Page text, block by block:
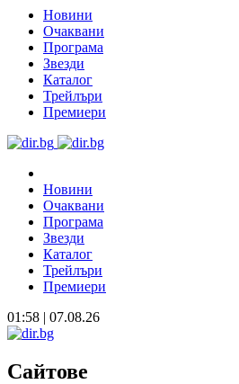
Новини
Очаквани
Програма
Звезди
Каталог
Трейлъри
Премиери
Новини
Очаквани
Програма
Звезди
Каталог
Трейлъри
Премиери
01:58 | 07.08.26
Сайтове